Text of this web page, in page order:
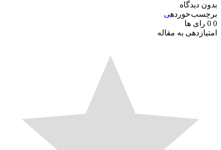
بدون دیدگاه
برچسب خوردهی
0
0 رای ها
امتیازدهی به مقاله